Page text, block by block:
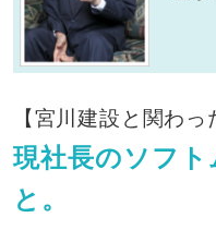
【宮川建設と関わっ
現社長のソフ
と。